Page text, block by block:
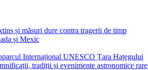
și măsuri dure contra tragerii de timp
și Mexic
Internațional UNESCO Țara Hațegului
tradiții și evenimente astronomice rare